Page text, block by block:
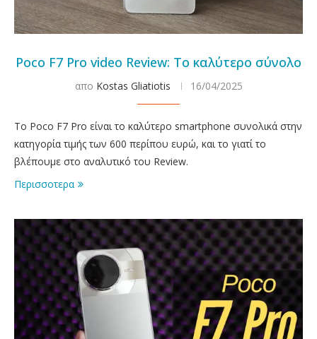
Poco F7 Pro video Review: Το καλύτερο σύνολο
απο Kostas Gliatiotis 16/04/2025
To Poco F7 Pro είναι το καλύτερο smartphone συνολικά στην
κατηγορία τιμής των 600 περίπου ευρώ, και το γιατί το
βλέπουμε στο αναλυτικό του Review.
Περισσοτερα